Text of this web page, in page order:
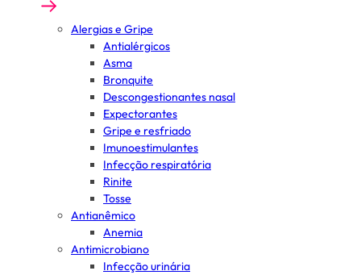
Alergias e Gripe
Antialérgicos
Asma
Bronquite
Descongestionantes nasal
Expectorantes
Gripe e resfriado
Imunoestimulantes
Infecção respiratória
Rinite
Tosse
Antianêmico
Anemia
Antimicrobiano
Infecção urinária